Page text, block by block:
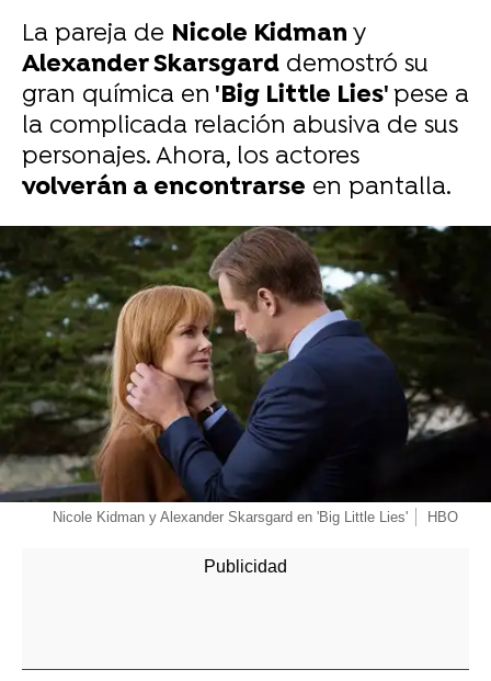
La pareja de Nicole Kidman y
Alexander Skarsgard demostró su
gran química en 'Big Little Lies'pese a
la complicada relación abusiva de sus
personajes. Ahora, los actores
volverán a encontrarse en pantalla.
-
Nicole Kidman y Alexander Skarsgard en 'Big Little Lies' HBO